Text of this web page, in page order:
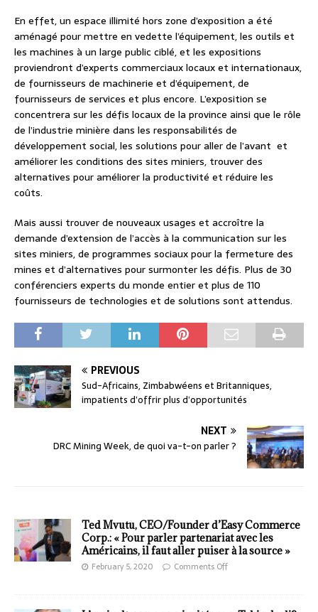
En effet, un espace illimité hors zone d’exposition a été
aménagé pour mettre en vedette l’équipement, les outils et
les machines à un large public ciblé, et les expositions
proviendront d’experts commerciaux locaux et internationaux,
de fournisseurs de machinerie et d’équipement, de
fournisseurs de services et plus encore. L’exposition se
concentrera sur les défis locaux de la province ainsi que le rôle
de l’industrie minière dans les responsabilités de
développement social, les solutions pour aller de l’avant et
améliorer les conditions des sites miniers, trouver des
alternatives pour améliorer la productivité et réduire les
coûts.
Mais aussi trouver de nouveaux usages et accroître la
demande d’extension de l’accès à la communication sur les
sites miniers, de programmes sociaux pour la fermeture des
mines et d’alternatives pour surmonter les défis. Plus de 30
conférenciers experts du monde entier et plus de 110
fournisseurs de technologies et de solutions sont attendus.
PREVIOUS
Sud-Africains, Zimbabwéens et Britanniques,
impatients d’offrir plus d’opportunités
NEXT
DRC Mining Week, de quoi va-t-on parler ?
Ted Mvutu, CEO/Founder d’Easy Commerce
Corp.: « Pour parler partenariat avec les
Américains, il faut aller puiser à la source »
February 5, 2020 Comments Off